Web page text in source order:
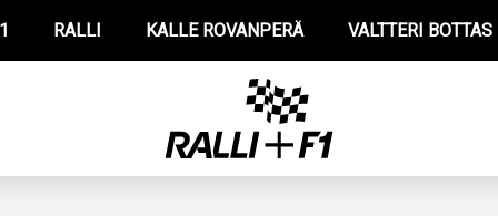
RALLI KALLE ROVANPERÄ VALTTERI BOTTAS